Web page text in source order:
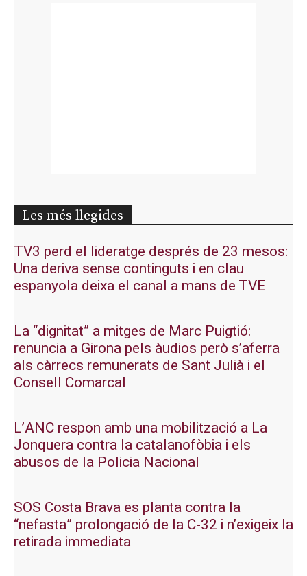
Les més llegides
TV3 perd el lideratge després de 23 mesos:
Una deriva sense continguts i en clau
espanyola deixa el canal a mans de TVE
La “dignitat” a mitges de Marc Puigtió:
renuncia a Girona pels àudios però s’aferra
als càrrecs remunerats de Sant Julià i el
Consell Comarcal
L’ANC respon amb una mobilització a La
Jonquera contra la catalanofòbia i els
abusos de la Policia Nacional
SOS Costa Brava es planta contra la
“nefasta” prolongació de la C-32 i n’exigeix la
retirada immediata